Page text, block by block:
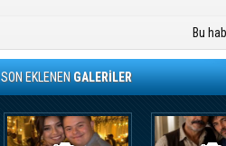
Bu
SON EKLENENGALERİLER